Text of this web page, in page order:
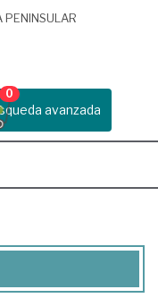
PENINSULAR
avanzada
0